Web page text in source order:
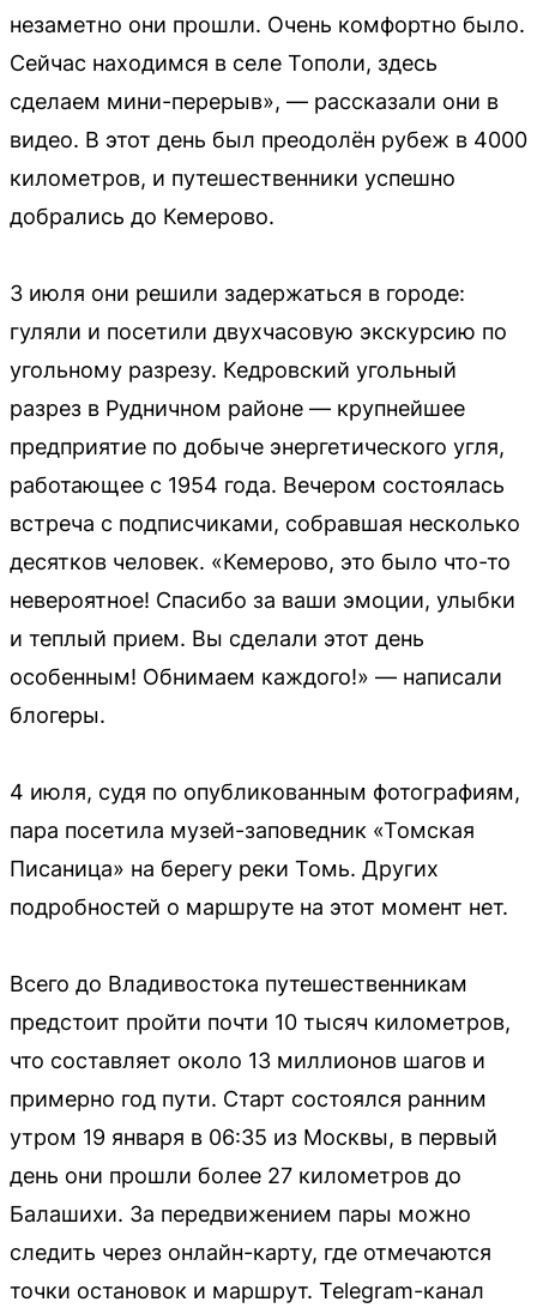
незаметно они прошли. Очень комфортно было.
Сейчас находимся в селе Тополи, здесь
сделаем мини-перерыв», — рассказали они в
видео. В этот день был преодолён рубеж в 4000
километров, и путешественники успешно
добрались до Кемерово.
3 июля они решили задержаться в городе:
гуляли и посетили двухчасовую экскурсию по
угольному разрезу. Кедровский угольный
разрез в Рудничном районе — крупнейшее
предприятие по добыче энергетического угля,
работающее с 1954 года. Вечером состоялась
встреча с подписчиками, собравшая несколько
десятков человек. «Кемерово, это было что-то
невероятное! Спасибо за ваши эмоции, улыбки
и теплый прием. Вы сделали этот день
особенным! Обнимаем каждого!» — написали
блогеры.
4 июля, судя по опубликованным фотографиям,
пара посетила музей-заповедник «Томская
Писаница» на берегу реки Томь. Других
подробностей о маршруте на этот момент нет.
Всего до Владивостока путешественникам
предстоит пройти почти 10 тысяч километров,
что составляет около 13 миллионов шагов и
примерно год пути. Старт состоялся ранним
утром 19 января в 06:35 из Москвы, в первый
день они прошли более 27 километров до
Балашихи. За передвижением пары можно
следить через онлайн-карту, где отмечаются
точки остановок и маршрут. Telegram-канал